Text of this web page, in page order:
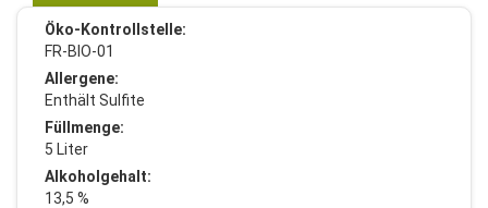
Öko-Kontrollstelle:
FR-BIO-01
Allergene:
Enthält Sulfite
Füllmenge:
5 Liter
Alkoholgehalt:
13,5 %